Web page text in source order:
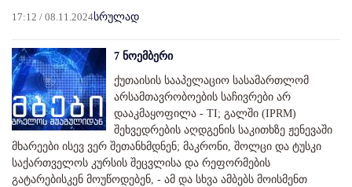
17:12 / 08.11.2024სრულად
7 ნოემბერი
ქუთაისის სააპელაციო სასამართლომ
არსამთავრობოების საჩივრები არ
დააკმაყოფილა - TI; გალში (IPRM)
შეხვედრების აღდგენის საკითხზე ჟენევაში
მხარეები ისევ ვერ შეთანხმდნენ; მაკრონი, შოლცი და ტუსკი
საქართველოს კურსის შეცვლისა და რეფორმების
გატარებისკენ მოუწოდებენ, - ამ და სხვა ამბებს მოისმენთ